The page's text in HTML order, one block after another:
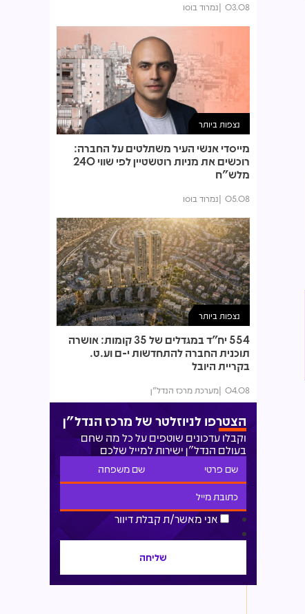
03.08 נמרוד בוסו
נצפות ביותר
מייסדי אנשי העיר משתלטים על החברה:
רוכשים את מניות רוטשטיין לפי שווי 240
מלש"ח
05.08 נמרוד בוסו
נצפות ביותר
554 יח"ד במגדלים של 35 קומות: אושרה
תוכנית החברה להתחדשות י-ם וע.ט.
בקריית היובל
04.08 מערכת מרכז הנדל"ן
הצטרפו לניוזלטר של מרכז הנדל"ן
וקבלו עדכונים שוטפים על כל מה שחם
בעולם הנדל"ן ישירות למייל שלכם
אני מאשר/ת קבלת דיוור